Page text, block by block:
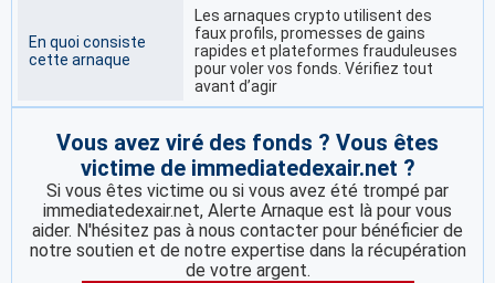
En quoi consiste
cette arnaque
Les arnaques crypto utilisent des
faux profils, promesses de gains
rapides et plateformes frauduleuses
pour voler vos fonds. Vérifiez tout
avant d’agir
Vous avez viré des fonds ? Vous êtes
victime de immediatedexair.net ?
Si vous êtes victime ou si vous avez été trompé par
immediatedexair.net, Alerte Arnaque est là pour vous
aider. N'hésitez pas à nous contacter pour bénéficier de
notre soutien et de notre expertise dans la récupération
de votre argent.